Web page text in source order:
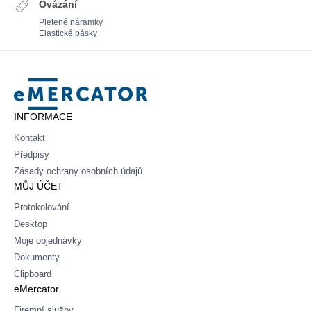
Ovázání
Pletené náramky
Elastické pásky
Mercator
INFORMACE
Kontakt
Předpisy
Zásady ochrany osobních údajů
MŮJ ÚČET
Protokolování
Desktop
Moje objednávky
Dokumenty
Clipboard
eMercator